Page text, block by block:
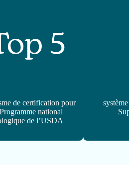
5
de certification pour
national
de l’USDA